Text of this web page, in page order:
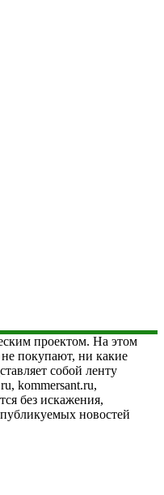
проектом. На этом
покупают, ни какие
собой ленту
kommersant.ru,
без искажения,
публикуемых новостей